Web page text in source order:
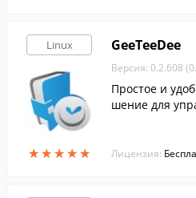
Linux
★★★★★
★★★★★
GeeTeeDee
Версия: 0.2.608
Простое и
шение для
Лицензия: